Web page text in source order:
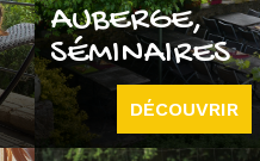
AUBERGE,
SÉMINAIRES
DÉCOUVRIR